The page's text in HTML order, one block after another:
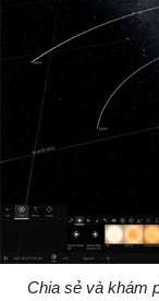
Chia sẻ và khám